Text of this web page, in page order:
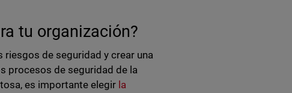
tu organización?
riesgos de seguridad y crear una
procesos de seguridad de la
es importante elegir la